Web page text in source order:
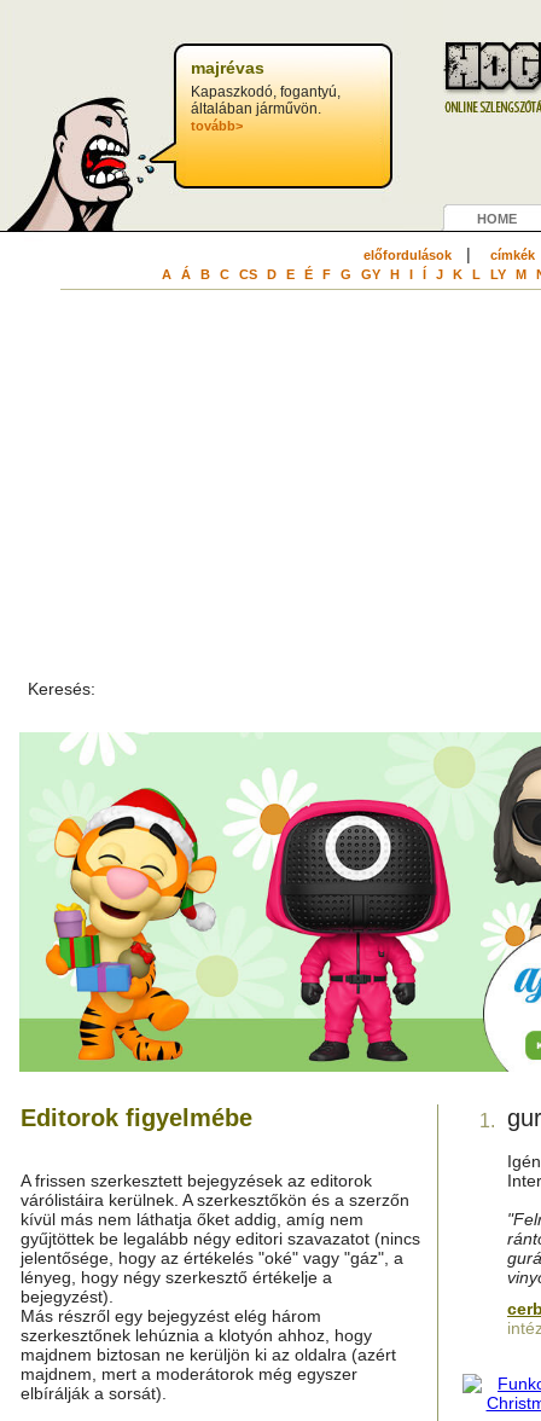
majrévas
Kapaszkodó, fogantyú,
általában járművön.
tovább>
HOME
előfordulások| címkék
A Á B C CS D E É F G GY H I Í J K L LY M
Keresés:
Editorok figyelmébe
A frissen szerkesztett bejegyzések az editorok
várólistáira kerülnek. A szerkesztőkön és a szerzőn
kívül más nem láthatja őket addig, amíg nem
gyűjtöttek be legalább négy editori szavazatot (nincs
jelentősége, hogy az értékelés "oké" vagy "gáz", a
lényeg, hogy négy szerkesztő értékelje a
bejegyzést).
Más részről egy bejegyzést elég három
szerkesztőnek lehúznia a klotyón ahhoz, hogy
majdnem biztosan ne kerüljön ki az oldalra (azért
majdnem, mert a moderátorok még egyszer
elbírálják a sorsát).
1.